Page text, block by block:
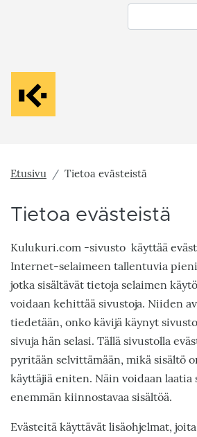
Etusivu Tietoa evästeistä
Tietoa evästeistä
Kulukuri.com -sivusto käyttää
Internet-selaimeen tallentuvia
jotka sisältävät tietoja selaimen
voidaan kehittää sivustoja. Niiden
tiedetään, onko kävijä käynyt
sivuja hän selasi. Tällä sivustolla
pyritään selvittämään, mikä sisältö
käyttäjiä eniten. Näin voidaan laatia
enemmän kiinnostavaa sisältöä.
Evästeitä käyttävät lisäohjelmat,